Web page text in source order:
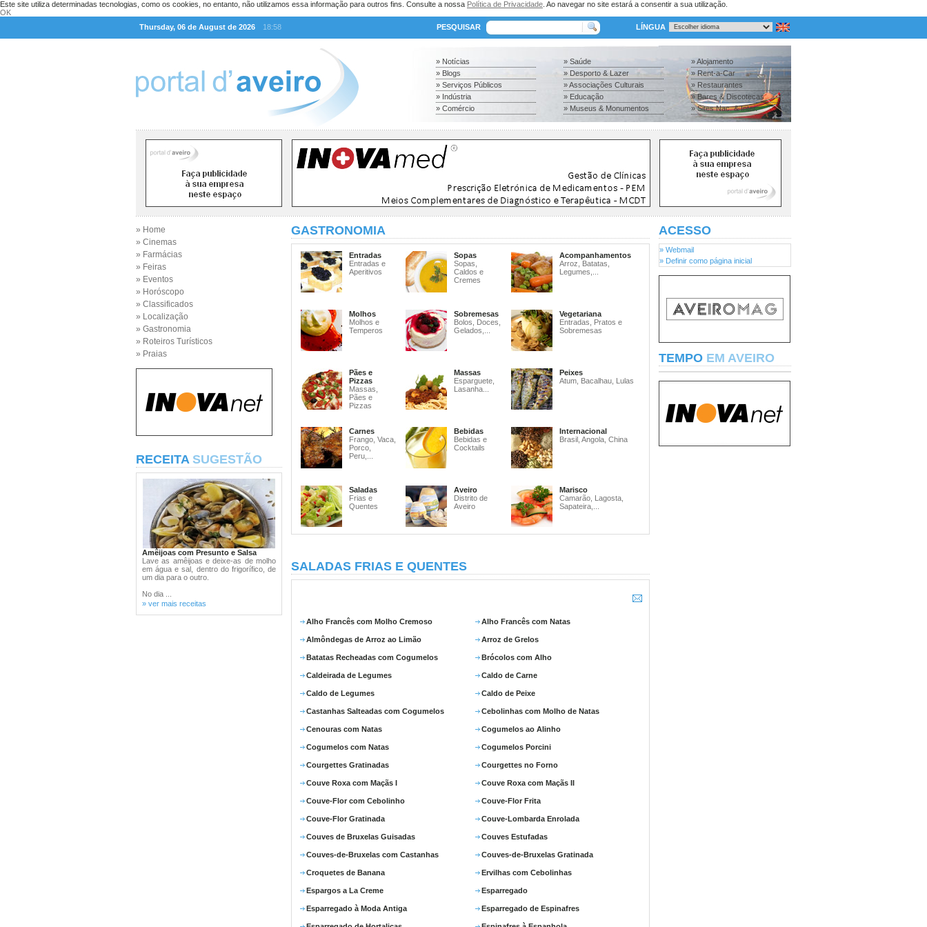
Este site utiliza determinadas tecnologias, como os cookies, no entanto, não utilizamos essa informação para outros fins. Consulte a nossa Política de Privacidade . Ao navegar no site estará a consentir a sua utilização.
OK
Thursday, 06 de August de 2026
18:58 PESQUISAR LÍNGUA
» Notícias
» Blogs
» Serviços Públicos
» Indústria
» Comércio
» Saúde
» Desporto & Lazer
» Associações Culturais
» Educação
» Museus & Monumentos
» Alojamento
» Rent-a-Car
» Restaurantes
» Bares & Discotecas
» Sites Nac. & Inter.
» Home
» Cinemas
» Farmácias
» Feiras
» Eventos
» Horóscopo
» Classificados
» Localização
» Gastronomia
» Roteiros Turísticos
» Praias
RECEITA SUGESTÃO
Amêijoas com Presunto e Salsa
Lave as amêijoas e deixe-as de molho
em água e sal, dentro do frigorífico, de
um dia para o outro.
No dia ...
» ver mais receitas
GASTRONOMIA
Entradas
Entradas e
Aperitivos
Sopas
Sopas,
Caldos e
Cremes
Acompanhamentos
Arroz, Batatas,
Legumes,...
Molhos
Molhos e
Temperos
Sobremesas
Bolos, Doces,
Gelados,...
Vegetariana
Entradas, Pratos e
Sobremesas
Pães e
Pizzas
Massas,
Pães e
Pizzas
Massas
Esparguete,
Lasanha...
Peixes
Atum, Bacalhau, Lulas
Carnes
Frango, Vaca,
Porco,
Peru,...
Bebidas
Bebidas e
Cocktails
Internacional
Brasil, Angola, China
Saladas
Frias e
Quentes
Aveiro
Distrito de
Aveiro
Marisco
Camarão, Lagosta,
Sapateira,...
SALADAS FRIAS E QUENTES
Alho Francês com Molho Cremoso Alho Francês com Natas
Almôndegas de Arroz ao Limão Arroz de Grelos
Batatas Recheadas com Cogumelos Brócolos com Alho
Caldeirada de Legumes Caldo de Carne
Caldo de Legumes Caldo de Peixe
Castanhas Salteadas com Cogumelos Cebolinhas com Molho de Natas
Cenouras com Natas Cogumelos ao Alinho
Cogumelos com Natas Cogumelos Porcini
Courgettes Gratinadas Courgettes no Forno
Couve Roxa com Maçãs I Couve Roxa com Maçãs II
Couve-Flor com Cebolinho Couve-Flor Frita
Couve-Flor Gratinada Couve-Lombarda Enrolada
Couves de Bruxelas Guisadas Couves Estufadas
Couves-de-Bruxelas com Castanhas Couves-de-Bruxelas Gratinada
Croquetes de Banana Ervilhas com Cebolinhas
Espargos a La Creme Esparregado
Esparregado à Moda Antiga Esparregado de Espinafres
ACESSO
» Webmail
» Definir como página inicial
TEMPO EM AVEIRO